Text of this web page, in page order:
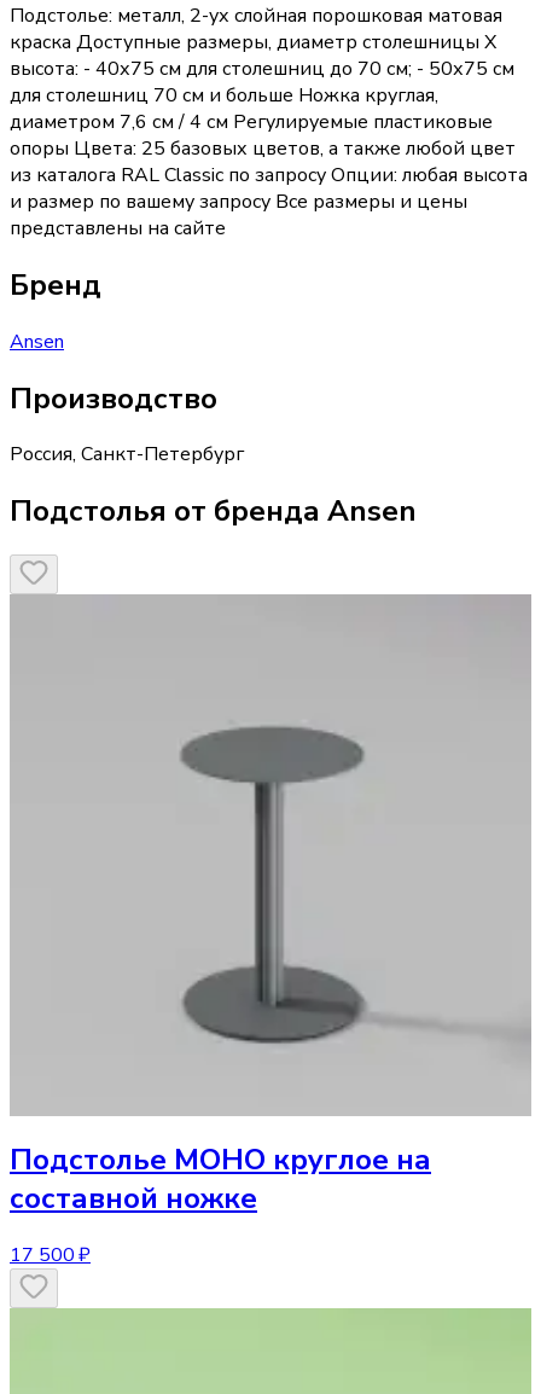
Подстолье: металл, 2-ух слойная порошковая матовая
краска Доступные размеры, диаметр столешницы Х
высота: - 40х75 см для столешниц до 70 см; - 50х75 см
для столешниц 70 см и больше Ножка круглая,
диаметром 7,6 см / 4 см Регулируемые пластиковые
опоры Цвета: 25 базовых цветов, а также любой цвет
из каталога RAL Classic по запросу Опции: любая высота
и размер по вашему запросу Все размеры и цены
представлены на сайте
Бренд
Ansen
Производство
Россия, Санкт-Петербург
Подстолья от бренда Ansen
Подстолье МОНО круглое на
составной ножке
17 500 ₽